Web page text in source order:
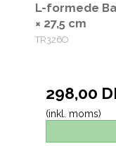
L-formede
× 27,5 cm
TR326O
298,00
(inkl. moms)